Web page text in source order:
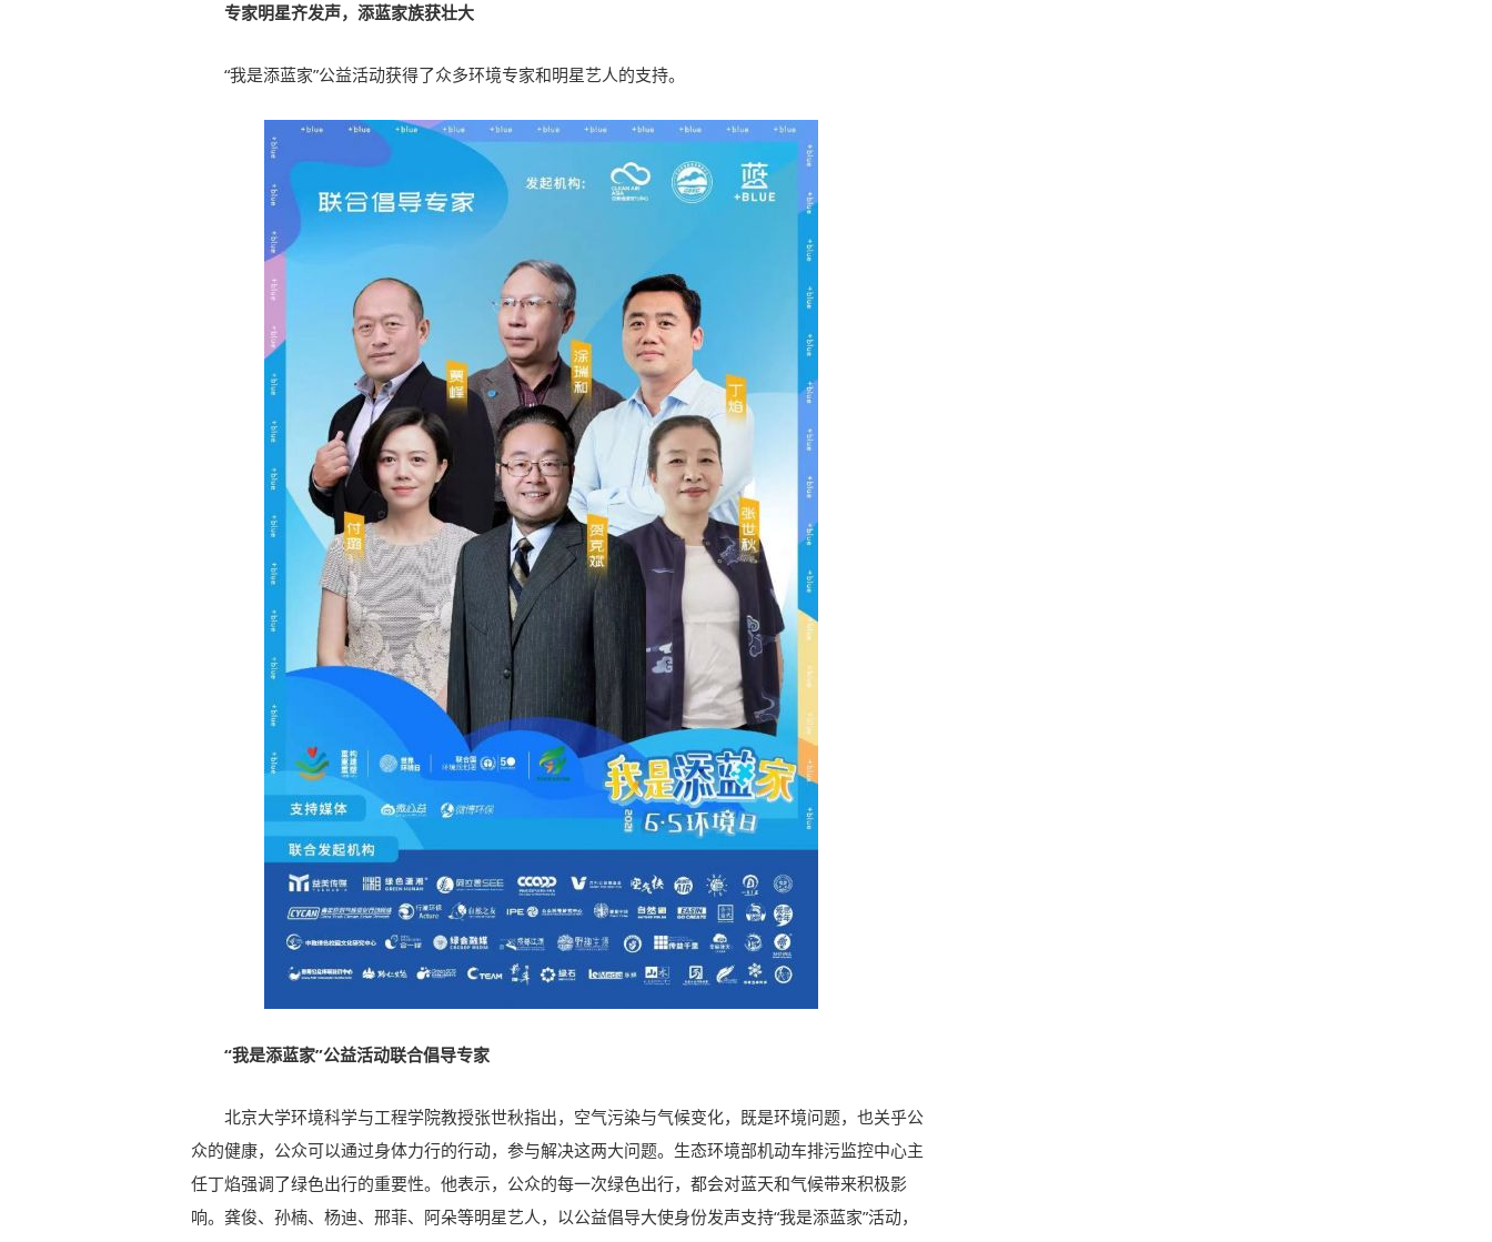
专家明星齐发声，添蓝家族获壮大
“我是添蓝家”公益活动获得了众多环境专家和明星艺人的支持。
“我是添蓝家”公益活动联合倡导专家
北京大学环境科学与工程学院教授张世秋指出，空气污染与气候变化，既是环境问题，也关乎公
众的健康，公众可以通过身体力行的行动，参与解决这两大问题。生态环境部机动车排污监控中心主
任丁焰强调了绿色出行的重要性。他表示，公众的每一次绿色出行，都会对蓝天和气候带来积极影
响。龚俊、孙楠、杨迪、邢菲、阿朵等明星艺人，以公益倡导大使身份发声支持“我是添蓝家”活动，